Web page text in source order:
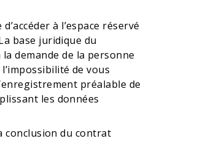
à l’espace réservé
base juridique du
demande de la personne
de vous
préalable de
les données
conclusion du contrat